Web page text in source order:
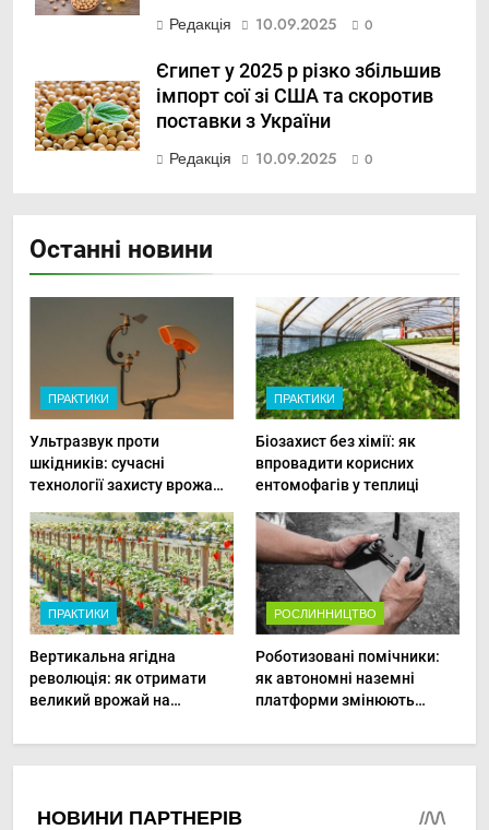
Редакція
10.09.2025 0
Єгипет у 2025 р різко збільшив
імпорт сої зі США та скоротив
поставки з України
Редакція
10.09.2025 0
Останні новини
ПРАКТИКИ
Ультразвук проти
шкідників: сучасні
технології захисту врожаю
ПРАКТИКИ
Біозахист без хімії: як
впровадити корисних
ентомофагів у теплиці
ПРАКТИКИ
Вертикальна ягідна
революція: як отримати
великий врожай на
РОСЛИННИЦТВО
Роботизовані помічники:
як автономні наземні
платформи змінюють
овочами